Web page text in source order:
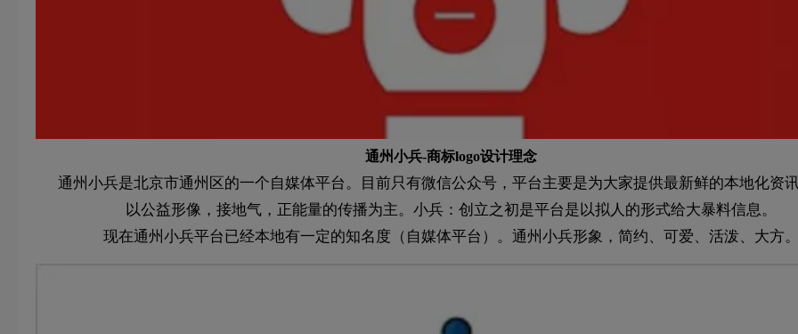
通州小兵-商标logo设计理念
通州小兵是北京市通州区的一个自媒体平台。目前只有微信公众号，平台主要是为大家提供最新鲜的本地化资
以公益形像，接地气，正能量的传播为主。小兵：创立之初是平台是以拟人的形式给大暴料信息。
现在通州小兵平台已经本地有一定的知名度（自媒体平台）。通州小兵形象，简约、可爱、活泼、大方